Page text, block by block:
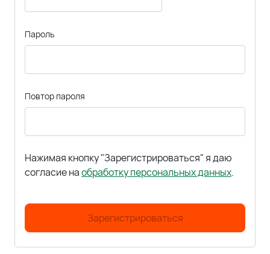
Пароль
Повтор пароля
Нажимая кнопку "Зарегистрироваться" я даю
согласие наобработку персональных данных.
Зарегистрироваться